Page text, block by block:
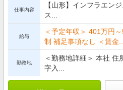
仕事内容
【山形】インフラエン
ス...
給与
＜予定年収＞ 401万円
制 補足事項なし ＜賃金...
勤務地
＜勤務地詳細＞ 本社 住
字入...